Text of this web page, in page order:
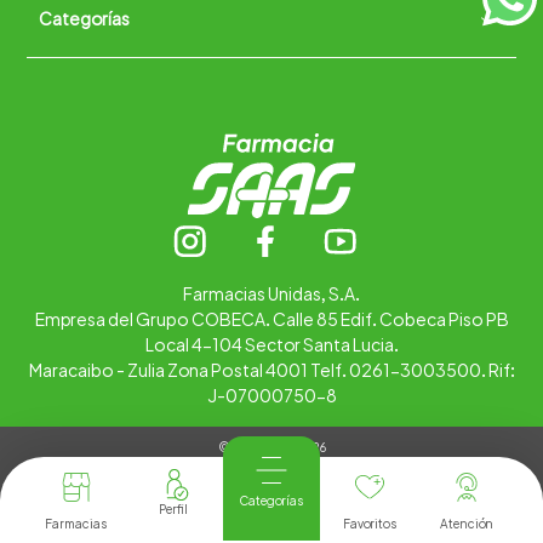
Farmacias
Categorías
Favoritos
Atención
Quiénes somos
Trabaja con nosotros
Categorías +
Farmacias Unidas, S.A.
Empresa del Grupo COBECA. Calle 85 Edif. Cobeca Piso PB
Local 4-104 Sector Santa Lucia.
Maracaibo - Zulia Zona Postal 4001 Telf. 0261-3003500. Rif:
J-07000750-8
© Copyright 2026
Tienda Virtual desarrollada por
Tecnología